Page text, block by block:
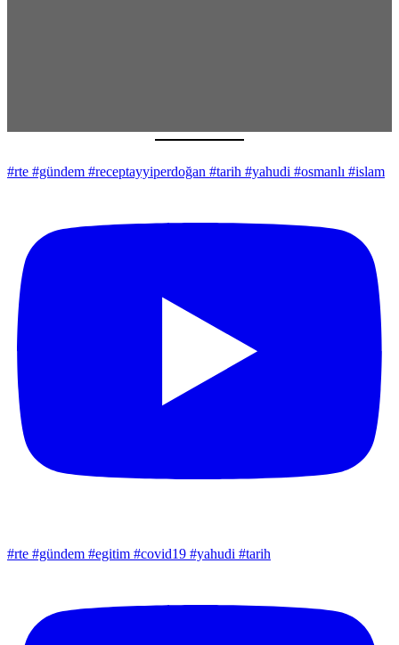
#rte #gündem #receptayyiperdoğan #tarih #yahudi #osmanlı #islam
#rte #gündem #egitim #covid19 #yahudi #tarih